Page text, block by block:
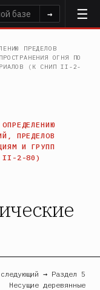
→
ПРЕДЕЛОВ
ОГНЯ ПО
(К СНИП II-2-
ПРЕДЕЛОВ
И ГРУПП
II-2-80)
следующий → Раздел 5
Несущие деревянные